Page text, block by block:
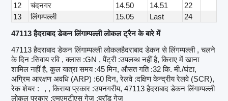
12
चंदनगर 14.50 14.51
22
13
लिंगम्पल्ली 15.05 Last
24
47113 हैदराबाद डेकन लिंगाम्पल्ली लोकल ट्रैन के बारे में
47113 हैदराबाद डेकन लिंगाम्पल्ली लोकलहैदराबाद डेकन से लिंगम्पल्ली , चलने
के दिन :सिवाय रवि , क्लास :GN , पैंट्री :उपलब्ध नहीं है, किराए में खाना
शामिल नहीं है, कुल यात्रा समय :45 मिन, औसत गति :32 कि. मी./घंटा,
अग्रिम आरक्षण अवधि (ARP) :60 दिन, रेलवे :दक्षिण केन्द्रीय रेलवे (SCR),
रेक शेयर :
, , किराया प्रकार :उपनगरीय, 47113 हैदराबाद डेकन लिंगाम्पल्ली
लोकल प्रकार :एमएमटीएस गेज :ब्रॉड गेज